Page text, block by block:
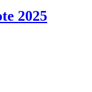
2025